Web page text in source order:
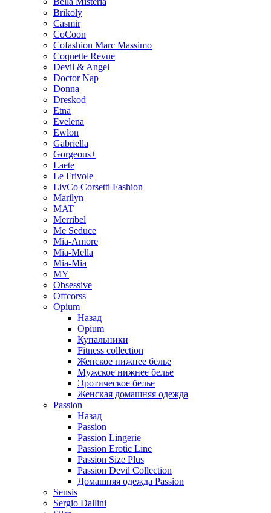
Brikoly
Casmir
CoCoon
Cofashion Marc Massimo
Coquette Revue
Devil & Angel
Doctor Nap
Donna
Dreskod
Etna
Evelena
Ewlon
Gabriella
Gorgeous+
Laete
Le Frivole
LivCo Corsetti Fashion
Marilyn
MAT
Merribel
Me Seduce
Mia-Amore
Mia-Mella
Mia-Mia
MY
Obsessive
Offcorss
Opium
Назад
Opium
Купальники
Fitness collection
Женское нижнее белье
Мужское нижнее белье
Эротическое белье
Женская домашняя одежда
Passion
Назад
Passion
Passion Lingerie
Passion Erotic Line
Passion Size Plus
Passion Devil Collection
Домашняя одежда Passion
Sensis
Sergio Dallini